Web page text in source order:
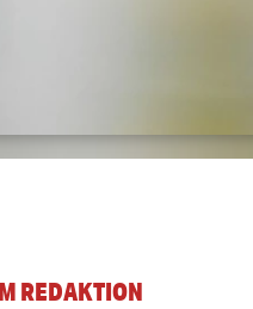
REDAKTION